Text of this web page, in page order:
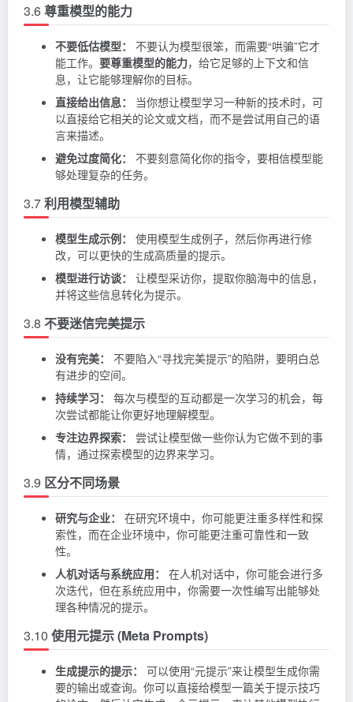
3.6尊重模型的能力
不要低估模型：
不要认为模型很笨，而需要“哄骗”它才
能工作。 要尊重模型的能力，给它足够的上下文和信
息，让它能够理解你的目标。
直接给出信息：
当你想让模型学习一种新的技术时，可
以直接给它相关的论文或文档，而不是尝试用自己的语
言来描述。
避免过度简化：
不要刻意简化你的指令，要相信模型能
够处理复杂的任务。
3.7利用模型辅助
模型生成示例：
使用模型生成例子，然后你再进行修
改，可以更快的生成高质量的提示。
模型进行访谈：
让模型采访你，提取你脑海中的信息，
并将这些信息转化为提示。
3.8 不要迷信完美提示
没有完美：
不要陷入“寻找完美提示”的陷阱，要明白总
有进步的空间。
持续学习：
每次与模型的互动都是一次学习的机会，每
次尝试都能让你更好地理解模型。
专注边界探索：
尝试让模型做一些你认为它做不到的事
情，通过探索模型的边界来学习。
3.9 区分不同场景
研究与企业：
在研究环境中，你可能更注重多样性和探
索性，而在企业环境中，你可能更注重可靠性和一致
性。
人机对话与系统应用：
在人机对话中，你可能会进行多
次迭代，但在系统应用中，你需要一次性编写出能够处
理各种情况的提示。
3.10 使用元提示 (Meta Prompts)
生成提示的提示：
可以使用“元提示”来让模型生成你需
要的输出或查询。你可以直接给模型一篇关于提示技巧